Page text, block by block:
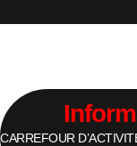
CARREFOUR